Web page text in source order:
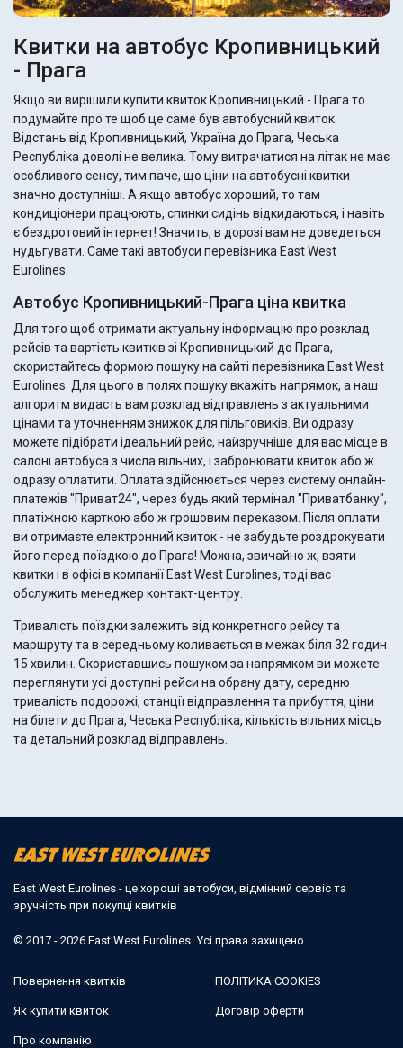
Квитки на автобус Кропивницький
- Прага
Якщо ви вирішили купити квиток Кропивницький - Прага то
подумайте про те щоб це саме був автобусний квиток.
Відстань від Кропивницький, Україна до Прага, Чеська
Республіка доволі не велика. Тому витрачатися на літак не має
особливого сенсу, тим паче, що ціни на автобусні квитки
значно доступніші. А якщо автобус хороший, то там
кондиціонери працюють, спинки сидінь відкидаються, і навіть
є бездротовий інтернет! Значить, в дорозі вам не доведеться
нудьгувати. Саме такі автобуси перевізника East West
Eurolines.
Автобус Кропивницький-Прага ціна квитка
Для того щоб отримати актуальну інформацію про розклад
рейсів та вартість квитків зі Кропивницький до Прага,
скористайтесь формою пошуку на сайті перевізника East West
Eurolines. Для цього в полях пошуку вкажіть напрямок, а наш
алгоритм видасть вам розклад відправлень з актуальними
цінами та уточненням знижок для пільговиків. Ви одразу
можете підібрати ідеальний рейс, найзручніше для вас місце в
салоні автобуса з числа вільних, і забронювати квиток або ж
одразу оплатити. Оплата здійснюється через систему онлайн-
платежів "Приват24", через будь який термінал "Приватбанку",
платіжною карткою або ж грошовим переказом. Після оплати
ви отримаєте електронний квиток - не забудьте роздрокувати
його перед поїздкою до Прага! Можна, звичайно ж, взяти
квитки і в офісі в компанії East West Eurolines, тоді вас
обслужить менеджер контакт-центру.
Тривалість поїздки залежить від конкретного рейсу та
маршруту та в середньому коливається в межах біля 32 годин
15 хвилин. Скориставшись пошуком за напрямком ви можете
переглянути усі доступні рейси на обрану дату, середню
тривалість подорожі, станції відправлення та прибуття, ціни
на білети до Прага, Чеська Республіка, кількість вільних місць
та детальний розклад відправлень.
East West Eurolines - це хороші автобуси, відмінний сервіс та
зручність при покупці квитків
© 2017 - 2026 East West Eurolines. Усі права захищено
Повернення квитків
Як купити квиток
Про компанію
ПОЛІТИКА COOKIES
Договір оферти